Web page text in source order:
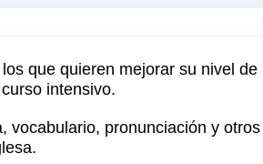
que quieren mejorar su nivel de
intensivo.
vocabulario, pronunciación y